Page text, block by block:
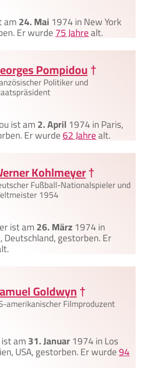
am24. Mai1974 in New York
Er wurde75 Jahrealt.
Pompidou†
Politiker und
ist am2. April1974 in Paris,
Er wurde62 Jahrealt.
Kohlmeyer†
Fußball-Nationalspieler und
1954
ist am26. März1974 in
gestorben. Er
Goldwyn†
amerikanischer Filmproduzent
am31. Januar1974 in Los
USA, gestorben. Er wurde94